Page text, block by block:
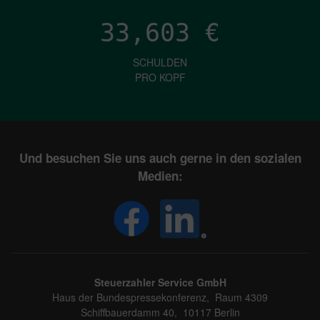
33,603 €
SCHULDEN
PRO KOPF
Und besuchen Sie uns auch gerne in den sozialen
Medien:
Steuerzahler Service GmbH
Haus der Bundespressekonferenz, Raum 4309
Schiffbauerdamm 40, 10117 Berlin